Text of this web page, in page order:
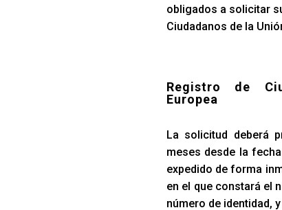
obligados a solicitar
Ciudadanos de la
Registro de
Europea
La solicitud deberá
meses desde la
expedido de forma
en el que constará el
número de identidad,